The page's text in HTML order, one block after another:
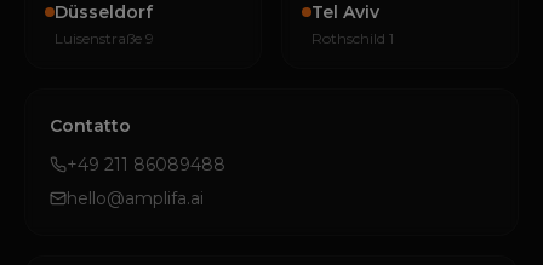
Düsseldorf
Luisenstraße 9
Tel Aviv
Rothschild 1
Contatto
+49 211 86089488
hello@amplifa.ai